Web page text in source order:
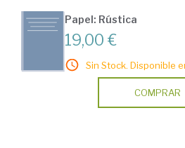
Papel: Rústica
19,00 €
Sin Stock. Disponible
COMPRAR